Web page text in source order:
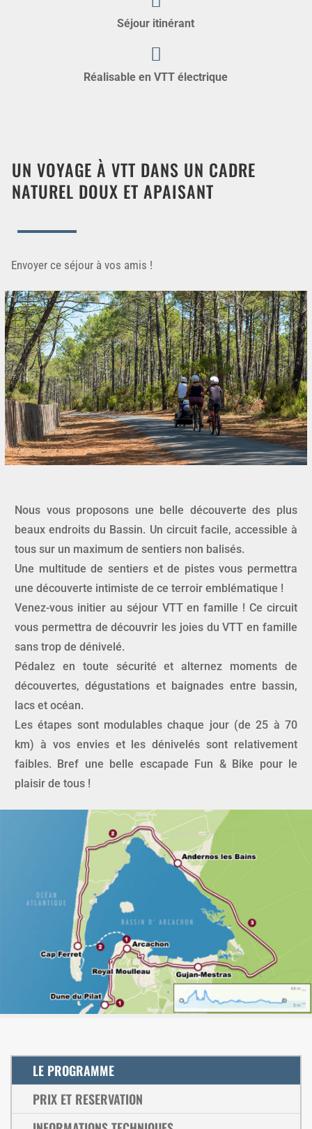
Séjour itinérant
Réalisable en VTT électrique
UN VOYAGE À VTT DANS UN CADRE
NATUREL DOUX ET APAISANT
Envoyer ce séjour à vos amis !
Nous vous proposons une belle découverte des plus
beaux endroits du Bassin. Un circuit facile, accessible à
tous sur un maximum de sentiers non balisés.
Une multitude de sentiers et de pistes vous permettra
une découverte intimiste de ce terroir emblématique !
Venez-vous initier au séjour VTT en famille ! Ce circuit
vous permettra de découvrir les joies du VTT en famille
sans trop de dénivelé.
Pédalez en toute sécurité et alternez moments de
découvertes, dégustations et baignades entre bassin,
lacs et océan.
Les étapes sont modulables chaque jour (de 25 à 70
km) à vos envies et les dénivelés sont relativement
faibles. Bref une belle escapade Fun & Bike pour le
plaisir de tous !
LE PROGRAMME
PRIX ET RESERVATION